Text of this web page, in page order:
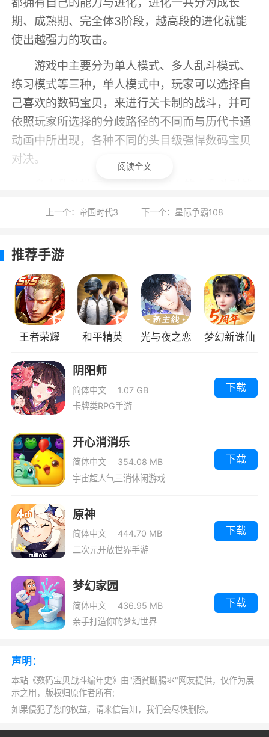
期、成熟期、完全体3阶段，越高段的进化就能
使出越强力的攻击。
游戏中主要分为单人模式、多人乱斗模式、
练习模式等三种，单人模式中，玩家可以选择自
己喜欢的数码宝贝，来进行关卡制的战斗，并可
依照玩家所选择的分歧路径的不同而与历代卡通
动画中所出现，各种不同的头目级强悍数码宝贝
对决。
展连续技与必杀技展开精彩的大乱斗对战。
练习模式与多人乱斗模式类似，一样可以接
受1～4名玩家参与，但在游戏进行中每个角色的
HP会不断的自动补充，所有玩家都不会出局，故
可以大胆尝试各种招式与玩法，并提供玩家熟悉
游戏的系统与各种数码宝贝的操作方式。
游戏特色
个个进化形态。
2、三种不同的游戏模式。
3、可供解锁的隐藏人物。
4、酷炫的战斗特效。
5、不同的实用道具。
游戏道具
1、炸弹：对于新手来说，这种东西总是那么
诱人，一个黑色的球，看着像巧克力，其实，上
通关模式、单人练习模式、多人比赛模式中出
现，地图不同，出现位置不同，但只会出现在其
相应位置。
阅读全文
上一个：帝国时代3 下一个：星际争霸108
推荐手游
王者荣耀 和平精英 光与夜之恋 梦幻新诛仙
阴阳师
简体中文
1.07 GB
卡牌类RPG手游
下载
开心消消乐
简体中文
354.08 MB
宇宙超人气三消休闲游戏
下载
原神
简体中文
444.70 MB
二次元开放世界手游
下载
梦幻家园
简体中文
436.95 MB
亲手打造你的梦幻世界
下载
声明：
本站《数码宝贝战斗编年史》由"酒貧斷腸氺"网友提供，仅作为展
示之用，版权归原作者所有;
如果侵犯了您的权益，请来信告知，我们会尽快删除。